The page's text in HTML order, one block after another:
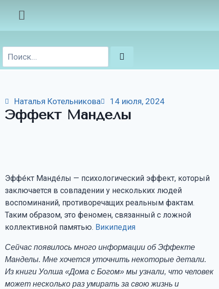
Наталья Котельникова 14 июля, 2024
Эффект Манделы
Эффе́кт Манде́лы — психологический эффект, который
заключается в совпадении у нескольких людей
воспоминаний, противоречащих реальным фактам.
Таким образом, это феномен, связанный с ложной
коллективной памятью. Википедия
Сейчас появилось много информации об Эффекте
Манделы. Мне хочется уточнить некоторые детали.
Из книги Уолша «Дома с Богом» мы узнали, что человек
может несколько раз умирать за свою жизнь и